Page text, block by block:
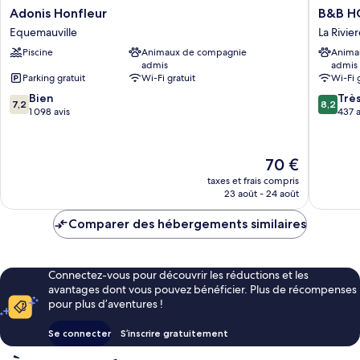
Adonis
Honfleur
Equemauville
Adonis Honfleur
Equemauville
Piscine
Animaux de compagnie
admis
Parking gratuit
Wi-Fi gratuit
7.2
sur
7,2 Bien
1 098 avis
Le
nouveau
prix
de
70 €
taxes et frais compris
23 août - 24 août
B&B
HOTEL
La
Riviere-
Saint-
Sauveur
B&B
La
admis
Wi-Fi
8.2
sur
8,2
437
Comparer des hébergements similaires
Connectez-vous pour découvrir les réductions et les
avantages dont vous pouvez bénéficier. Plus de récompenses
pour plus d’aventures !
Se connecter S’inscrire gratuitement